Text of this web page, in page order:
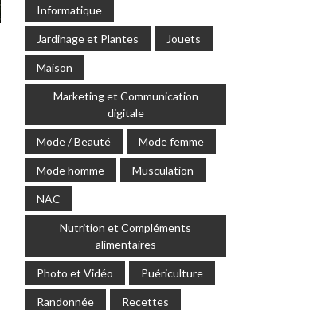
Informatique
Jardinage et Plantes Jouets
Maison
Marketing et Communication
digitale
Mode / Beauté Mode femme
Mode homme Musculation
NAC
Nutrition et Compléments
alimentaires
Photo et Vidéo Puériculture
Randonnée Recettes